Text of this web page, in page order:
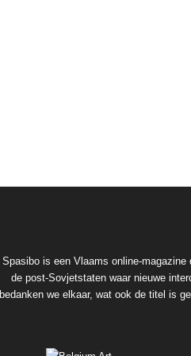
Spasibo is een Vlaams online-
de post-Sovjetstaten waar nieuwe
bedanken we elkaar, wat ook de titel is